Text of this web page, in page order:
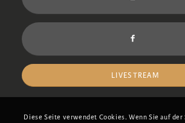
LIVESTREAM
Diese Seite verwendet Cookies. Wenn Sie auf